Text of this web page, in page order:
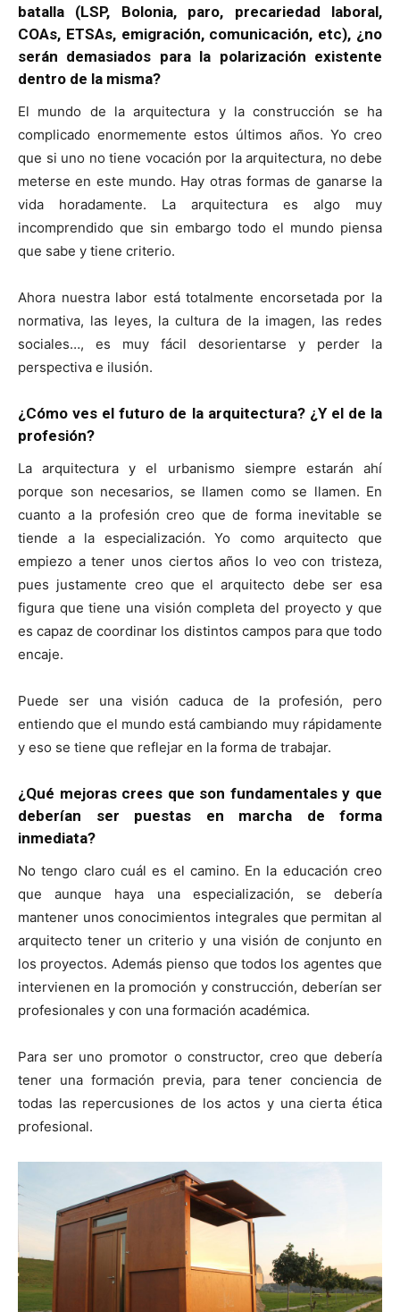
batalla (LSP, Bolonia, paro, precariedad laboral,
COAs, ETSAs, emigración, comunicación, etc), ¿no
serán demasiados para la polarización existente
dentro de la misma?
El mundo de la arquitectura y la construcción se ha
complicado enormemente estos últimos años. Yo creo
que si uno no tiene vocación por la arquitectura, no debe
meterse en este mundo. Hay otras formas de ganarse la
vida horadamente. La arquitectura es algo muy
incomprendido que sin embargo todo el mundo piensa
que sabe y tiene criterio.
Ahora nuestra labor está totalmente encorsetada por la
normativa, las leyes, la cultura de la imagen, las redes
sociales…, es muy fácil desorientarse y perder la
perspectiva e ilusión.
¿Cómo ves el futuro de la arquitectura? ¿Y el de la
profesión?
La arquitectura y el urbanismo siempre estarán ahí
porque son necesarios, se llamen como se llamen. En
cuanto a la profesión creo que de forma inevitable se
tiende a la especialización. Yo como arquitecto que
empiezo a tener unos ciertos años lo veo con tristeza,
pues justamente creo que el arquitecto debe ser esa
figura que tiene una visión completa del proyecto y que
es capaz de coordinar los distintos campos para que todo
encaje.
Puede ser una visión caduca de la profesión, pero
entiendo que el mundo está cambiando muy rápidamente
y eso se tiene que reflejar en la forma de trabajar.
¿Qué mejoras crees que son fundamentales y que
deberían ser puestas en marcha de forma
inmediata?
No tengo claro cuál es el camino. En la educación creo
que aunque haya una especialización, se debería
mantener unos conocimientos integrales que permitan al
arquitecto tener un criterio y una visión de conjunto en
los proyectos. Además pienso que todos los agentes que
intervienen en la promoción y construcción, deberían ser
profesionales y con una formación académica.
Para ser uno promotor o constructor, creo que debería
tener una formación previa, para tener conciencia de
todas las repercusiones de los actos y una cierta ética
profesional.